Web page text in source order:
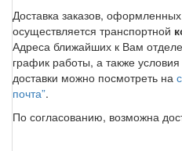
Доставка заказов,
осуществляется транспортной
Адреса ближайших к Вам
график работы, а также
доставки можно посмотреть на
почта”.
По согласованию, возможна